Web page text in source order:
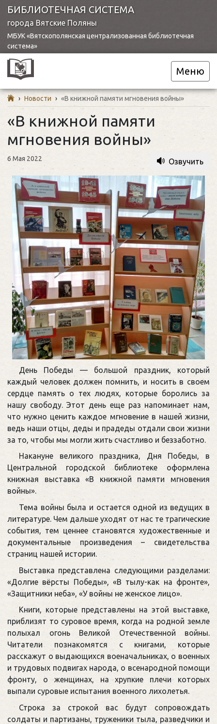
БИБЛИОТЕЧНАЯ СИСТЕМА
города Вятские Поляны
МБУК «Вятскополянская централизованная библиотечная
система»
Меню
› Новости › «В книжной памяти мгновения войны»
«В книжной памяти
мгновения войны»
6 Мая 2022 Озвучить
День Победы — большой праздник, который
каждый человек должен помнить, и носить в своем
сердце память о тех людях, которые боролись за
нашу свободу. Этот день еще раз напоминает нам,
что нужно ценить каждое мгновение в нашей жизни,
ведь наши отцы, деды и прадеды отдали свои жизни
за то, чтобы мы могли жить счастливо и беззаботно.
Накануне великого праздника, Дня Победы, в
Центральной городской библиотеке оформлена
книжная выставка «В книжной памяти мгновения
войны».
Тема войны была и остается одной из ведущих в
литературе. Чем дальше уходят от нас те трагические
события, тем ценнее становятся художественные и
документальные произведения – свидетельства
страниц нашей истории.
Выставка представлена следующими разделами:
«Долгие вёрсты Победы», «В тылу-как на фронте»,
«Защитники неба», «У войны не женское лицо».
Книги, которые представлены на этой выставке,
приблизят то суровое время, когда на родной земле
полыхал огонь Великой Отечественной войны.
Читатели познакомятся с книгами, которые
расскажут о выдающихся военачальниках, о военных
и трудовых подвигах народа, о всенародной помощи
фронту, о женщинах, на хрупкие плечи которых
выпали суровые испытания военного лихолетья.
Строка за строкой вас будут сопровождать
солдаты и партизаны, труженики тыла, разведчики и